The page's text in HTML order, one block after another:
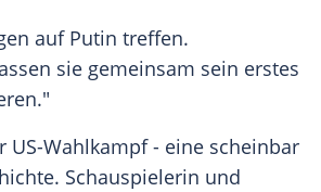
auf Putin treffen.
sie gemeinsam sein erstes
US-Wahlkampf - eine scheinbar
Schauspielerin und